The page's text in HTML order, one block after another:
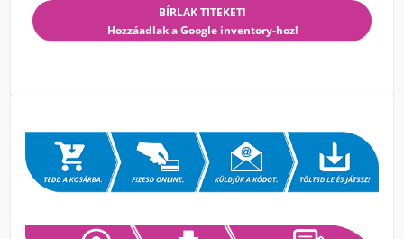
BÍRLAK TITEKET!
Hozzáadlak a Google inventory-hoz!